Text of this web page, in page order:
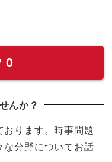
0
んか？
ります。時事問題
分野についてお話